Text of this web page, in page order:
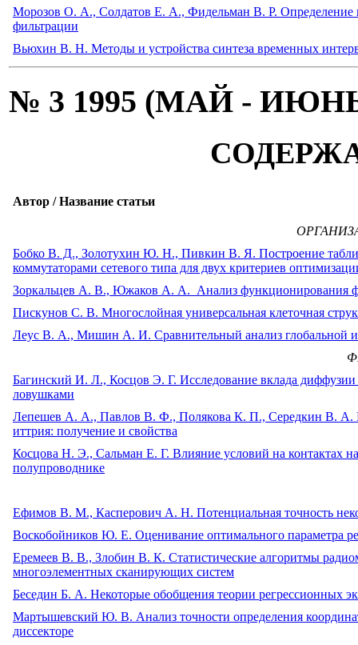
Морозов О. А., Солдатов Е. А., Фидельман В. Р. Определение
фильтрации
Вьюхин В. Н. Методы и устройства синтеза временных
№ 3 1995 (МАЙ -
Автор / Название статьи
Бобко В. Д., Золотухин Ю. Н., Пивкин В. Я. Построение
коммутаторами сетевого типа для двух критериев
Зоркальцев А. В., Южаков А. А. Анализ функционирования
Пискунов С. В. Многослойная универсальная клеточная
Леус В. А., Мишин А. И. Сравнительный анализ глобальной и
Багинский И. Л., Косцов Э. Г. Исследование вклада
ловушками
Лепешев А. А., Павлов В. Ф., Полякова К. П., Середкин В. А.
иттрия: получение и свойства
Косцова Н. Э., Сальман Е. Г. Влияние условий на контактах
полупроводнике
Ефимов В. М., Касперович А. Н. Потенциальная точность
Воскобойников Ю. Е. Оценивание оптимального параметра
Еремеев В. В., Злобин В. К. Статистические алгоритмы
многоэлементных сканирующих систем
Беседин Б. А. Некоторые обобщения теории регрессионных
Мартышевский Ю. В. Анализ точности определения
диссекторе